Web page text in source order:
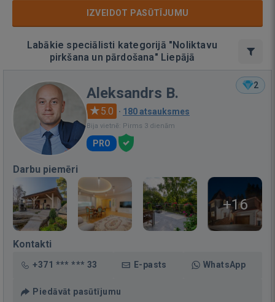
IZVEIDOT PASŪTĪJUMU
Labākie speciālisti kategorijā "Noliktavu
pirkšana un pārdošana" Liepājā
2
Aleksandrs B.
5.0 · 180 atsauksmes
Bija vietnē: Pirms 3 dienām
PRO
Darbu piemēri
+16
Kontakti
+371 *** *** 33 E-pasts WhatsApp
Piedāvāt pasūtījumu